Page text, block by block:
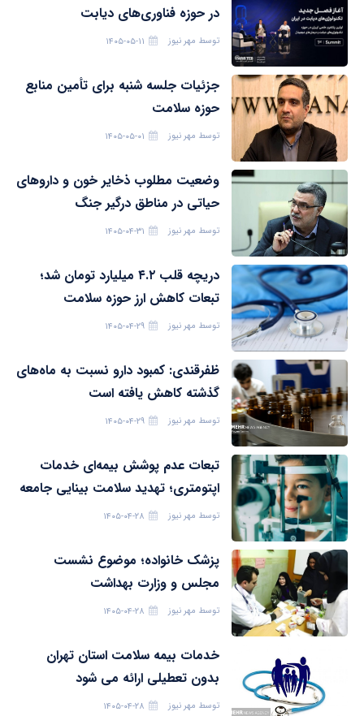
در حوزه فناوری‌های دیابت
توسط مهر نیوز ۱۴۰۵-۰۵-۱۱
جزئیات جلسه شنبه برای تأمین منابع
حوزه سلامت
توسط مهر نیوز ۱۴۰۵-۰۵-۰۱
وضعیت مطلوب ذخایر خون و داروهای
حیاتی در مناطق درگیر جنگ
توسط مهر نیوز ۱۴۰۵-۰۴-۳۱
دریچه قلب ۴.۲ میلیارد تومان شد؛
تبعات کاهش ارز حوزه سلامت
توسط مهر نیوز ۱۴۰۵-۰۴-۲۹
ظفرقندی: کمبود دارو نسبت به ماه‌های
گذشته کاهش یافته است
توسط مهر نیوز ۱۴۰۵-۰۴-۲۹
تبعات عدم پوشش بیمه‌ای خدمات
اپتومتری؛ تهدید سلامت بینایی جامعه
توسط مهر نیوز ۱۴۰۵-۰۴-۲۸
پزشک خانواده؛ موضوع نشست
مجلس و وزارت بهداشت
توسط مهر نیوز ۱۴۰۵-۰۴-۲۸
خدمات بیمه سلامت استان تهران
بدون تعطیلی ارائه می شود
توسط مهر نیوز ۱۴۰۵-۰۴-۲۸